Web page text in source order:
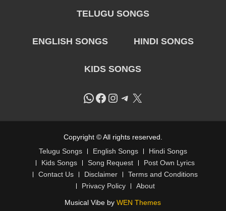
TELUGU SONGS
ENGLISH SONGS HINDI SONGS
KIDS SONGS
WhatsApp
Facebook
Instagram
Telegram
X
Copyright © All rights reserved.
Telugu Songs
English Songs
Hindi Songs
Kids Songs
Song Request
Post Own Lyrics
Contact Us
Disclaimer
Terms and Conditions
Privacy Policy
About
Musical Vibe byWEN Themes